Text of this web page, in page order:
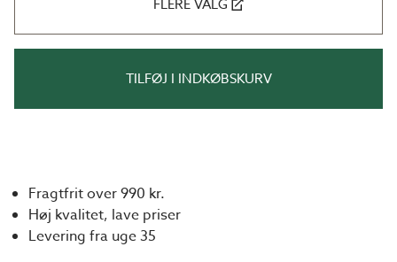
FLERE VALG
TILFØJ I INDKØBSKURV
Fragtfrit over 990 kr.
Høj kvalitet, lave priser
Levering fra uge 35